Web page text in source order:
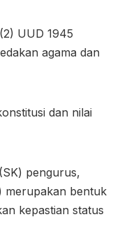
UUD 1945
agama dan
dan nilai
pengurus,
merupakan bentuk
kepastian status